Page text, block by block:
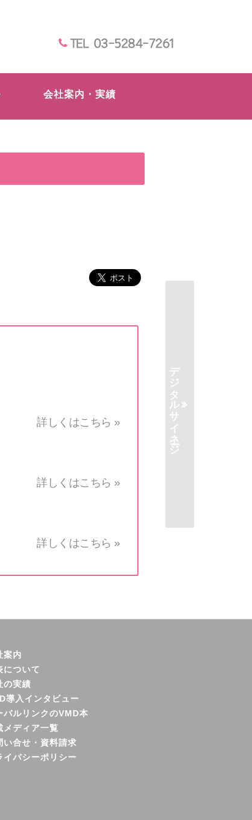
TEL 03-5284-7261
会社案内・実績
詳しくはこちら »
詳しくはこちら »
詳しくはこちら »
デジタルサイネージ
案内
について
の実績
導入インタビュー
バルリンクのVMD本
メディア一覧
い合せ・資料請求
イバシーポリシー